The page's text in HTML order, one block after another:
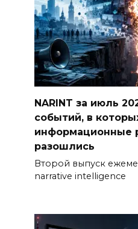
NARINT за июль
событий, в
информационные
разошлись
Второй выпуск
narrative intelligence